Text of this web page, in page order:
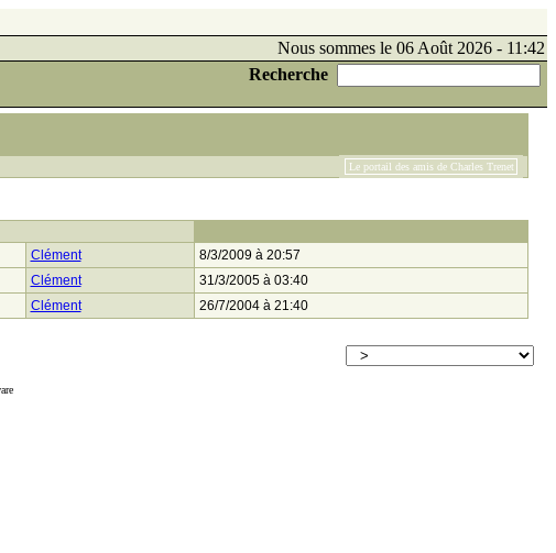
Nous sommes le 06 Août 2026 - 11:42
Recherche
Le portail des amis de Charles Trenet
Clément
8/3/2009 à 20:57
Clément
31/3/2005 à 03:40
Clément 26/7/2004 à 21:40